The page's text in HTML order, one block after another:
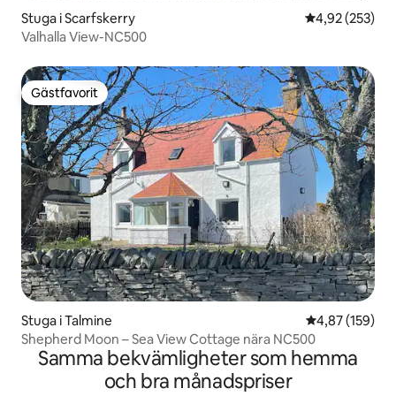
Stuga i Scarfskerry 4,92 av 5 i
4,92 (253)
Valhalla View-NC500
Gästfavorit
Gästfavorit
Stuga i Talmine 4,87 av 5 i
4,87 (159)
Shepherd Moon – Sea View Cottage nära NC500
Samma bekvämligheter som hemma
och bra månadspriser